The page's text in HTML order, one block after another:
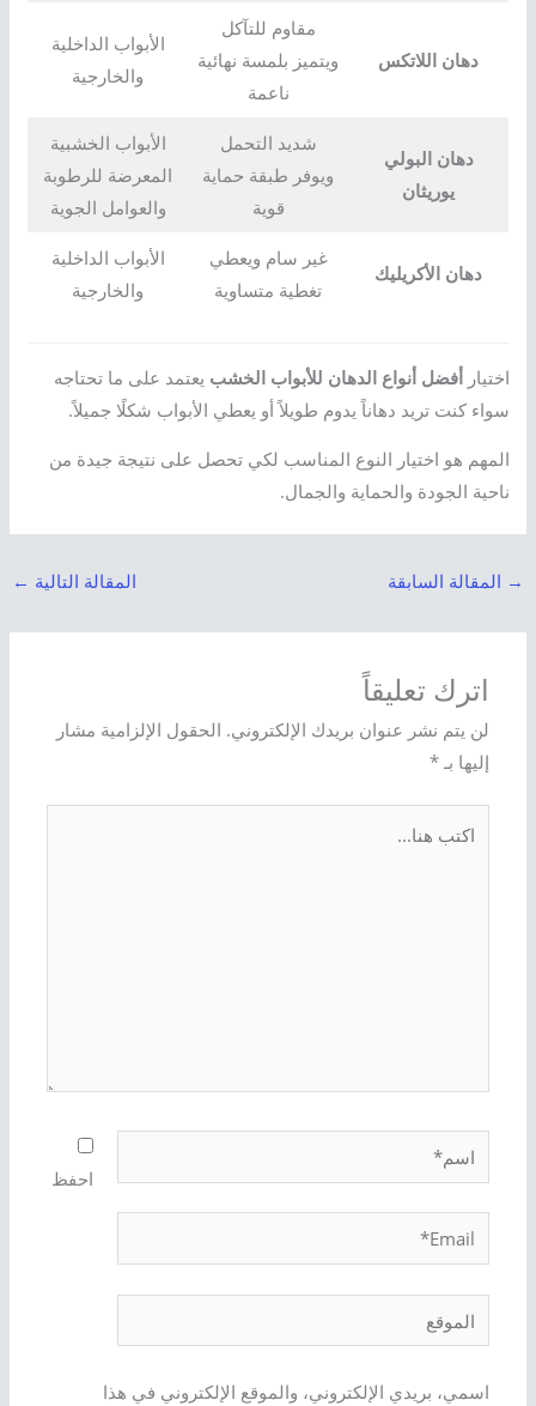
دهان اللاتكس
مقاوم للتآكل
ويتميز بلمسة نهائية
ناعمة
الأبواب الداخلية
والخارجية
دهان البولي
يوريثان
شديد التحمل
ويوفر طبقة حماية
قوية
الأبواب الخشبية
المعرضة للرطوبة
والعوامل الجوية
دهان الأكريليك
غير سام ويعطي
تغطية متساوية
الأبواب الداخلية
والخارجية
اختيارأفضل أنواع الدهان للأبواب الخشب يعتمد على ما تحتاجه
سواء كنت تريد دهاناً يدوم طويلاً أو يعطي الأبواب شكلًا جميلاً.
المهم هو اختيار النوع المناسب لكي تحصل على نتيجة جيدة من
ناحية الجودة والحماية والجمال.
→ المقالة السابقة المقالة التالية ←
اترك تعليقاً
لن يتم نشر عنوان بريدك الإلكتروني. الحقول الإلزامية مشار
إليها بـ*
اسم*
Email*
الموقع
احفظ
اسمي، بريدي الإلكتروني، والموقع الإلكتروني في هذا